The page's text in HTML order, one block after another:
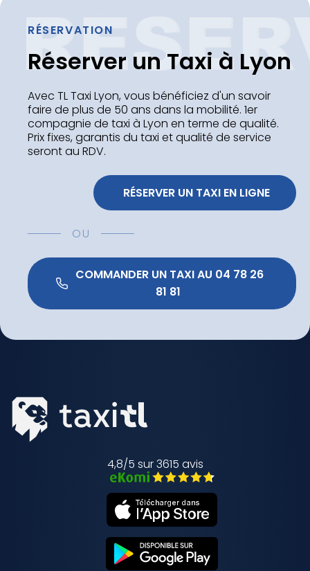
RÉSERVATION
Réserver un Taxi à Lyon
Avec TL Taxi Lyon, vous bénéficiez d'un savoir
faire de plus de 50 ans dans la mobilité. 1er
compagnie de taxi à Lyon en terme de qualité.
Prix fixes, garantis du taxi et qualité de service
seront au RDV.
RÉSERVER UN TAXI EN LIGNE
OU
COMMANDER UN TAXI AU 04 78 26
4,8/5 sur 3615 avis